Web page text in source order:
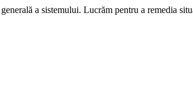
a sistemului. Lucrăm pentru a remedia